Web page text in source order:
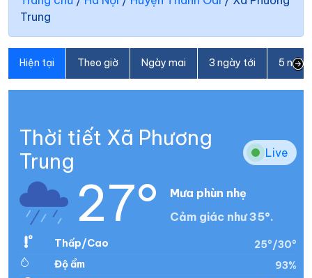
Trung
Hiện tại Theo giờ Ngày mai 3 ngày tới 5
Thời tiết Xã Phương
Trung
Live
27°
Mưa phùn nhẹ
Cảm giác như 35°.
Thấp/Cao
25°/30°
Độ ẩm
93%